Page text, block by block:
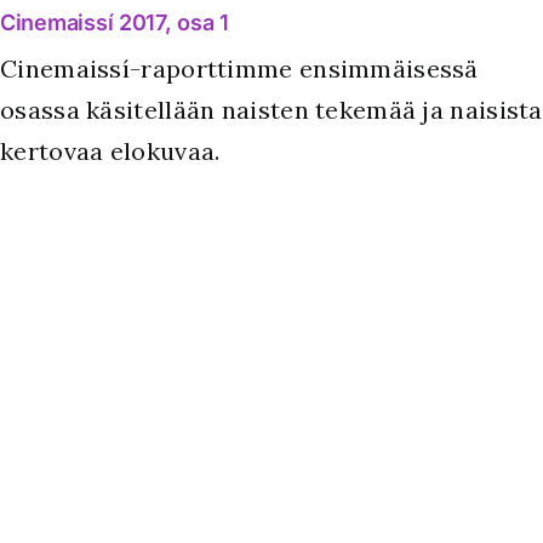
Cinemaissí 2017, osa 1
Cinemaissí-raporttimme ensimmäisessä
osassa käsitellään naisten tekemää ja naisista
kertovaa elokuvaa.